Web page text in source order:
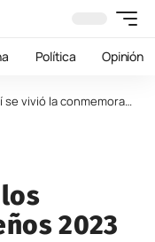
Política Opinión
la conmemoración a los Mártires Zipaquireños 2023
2023